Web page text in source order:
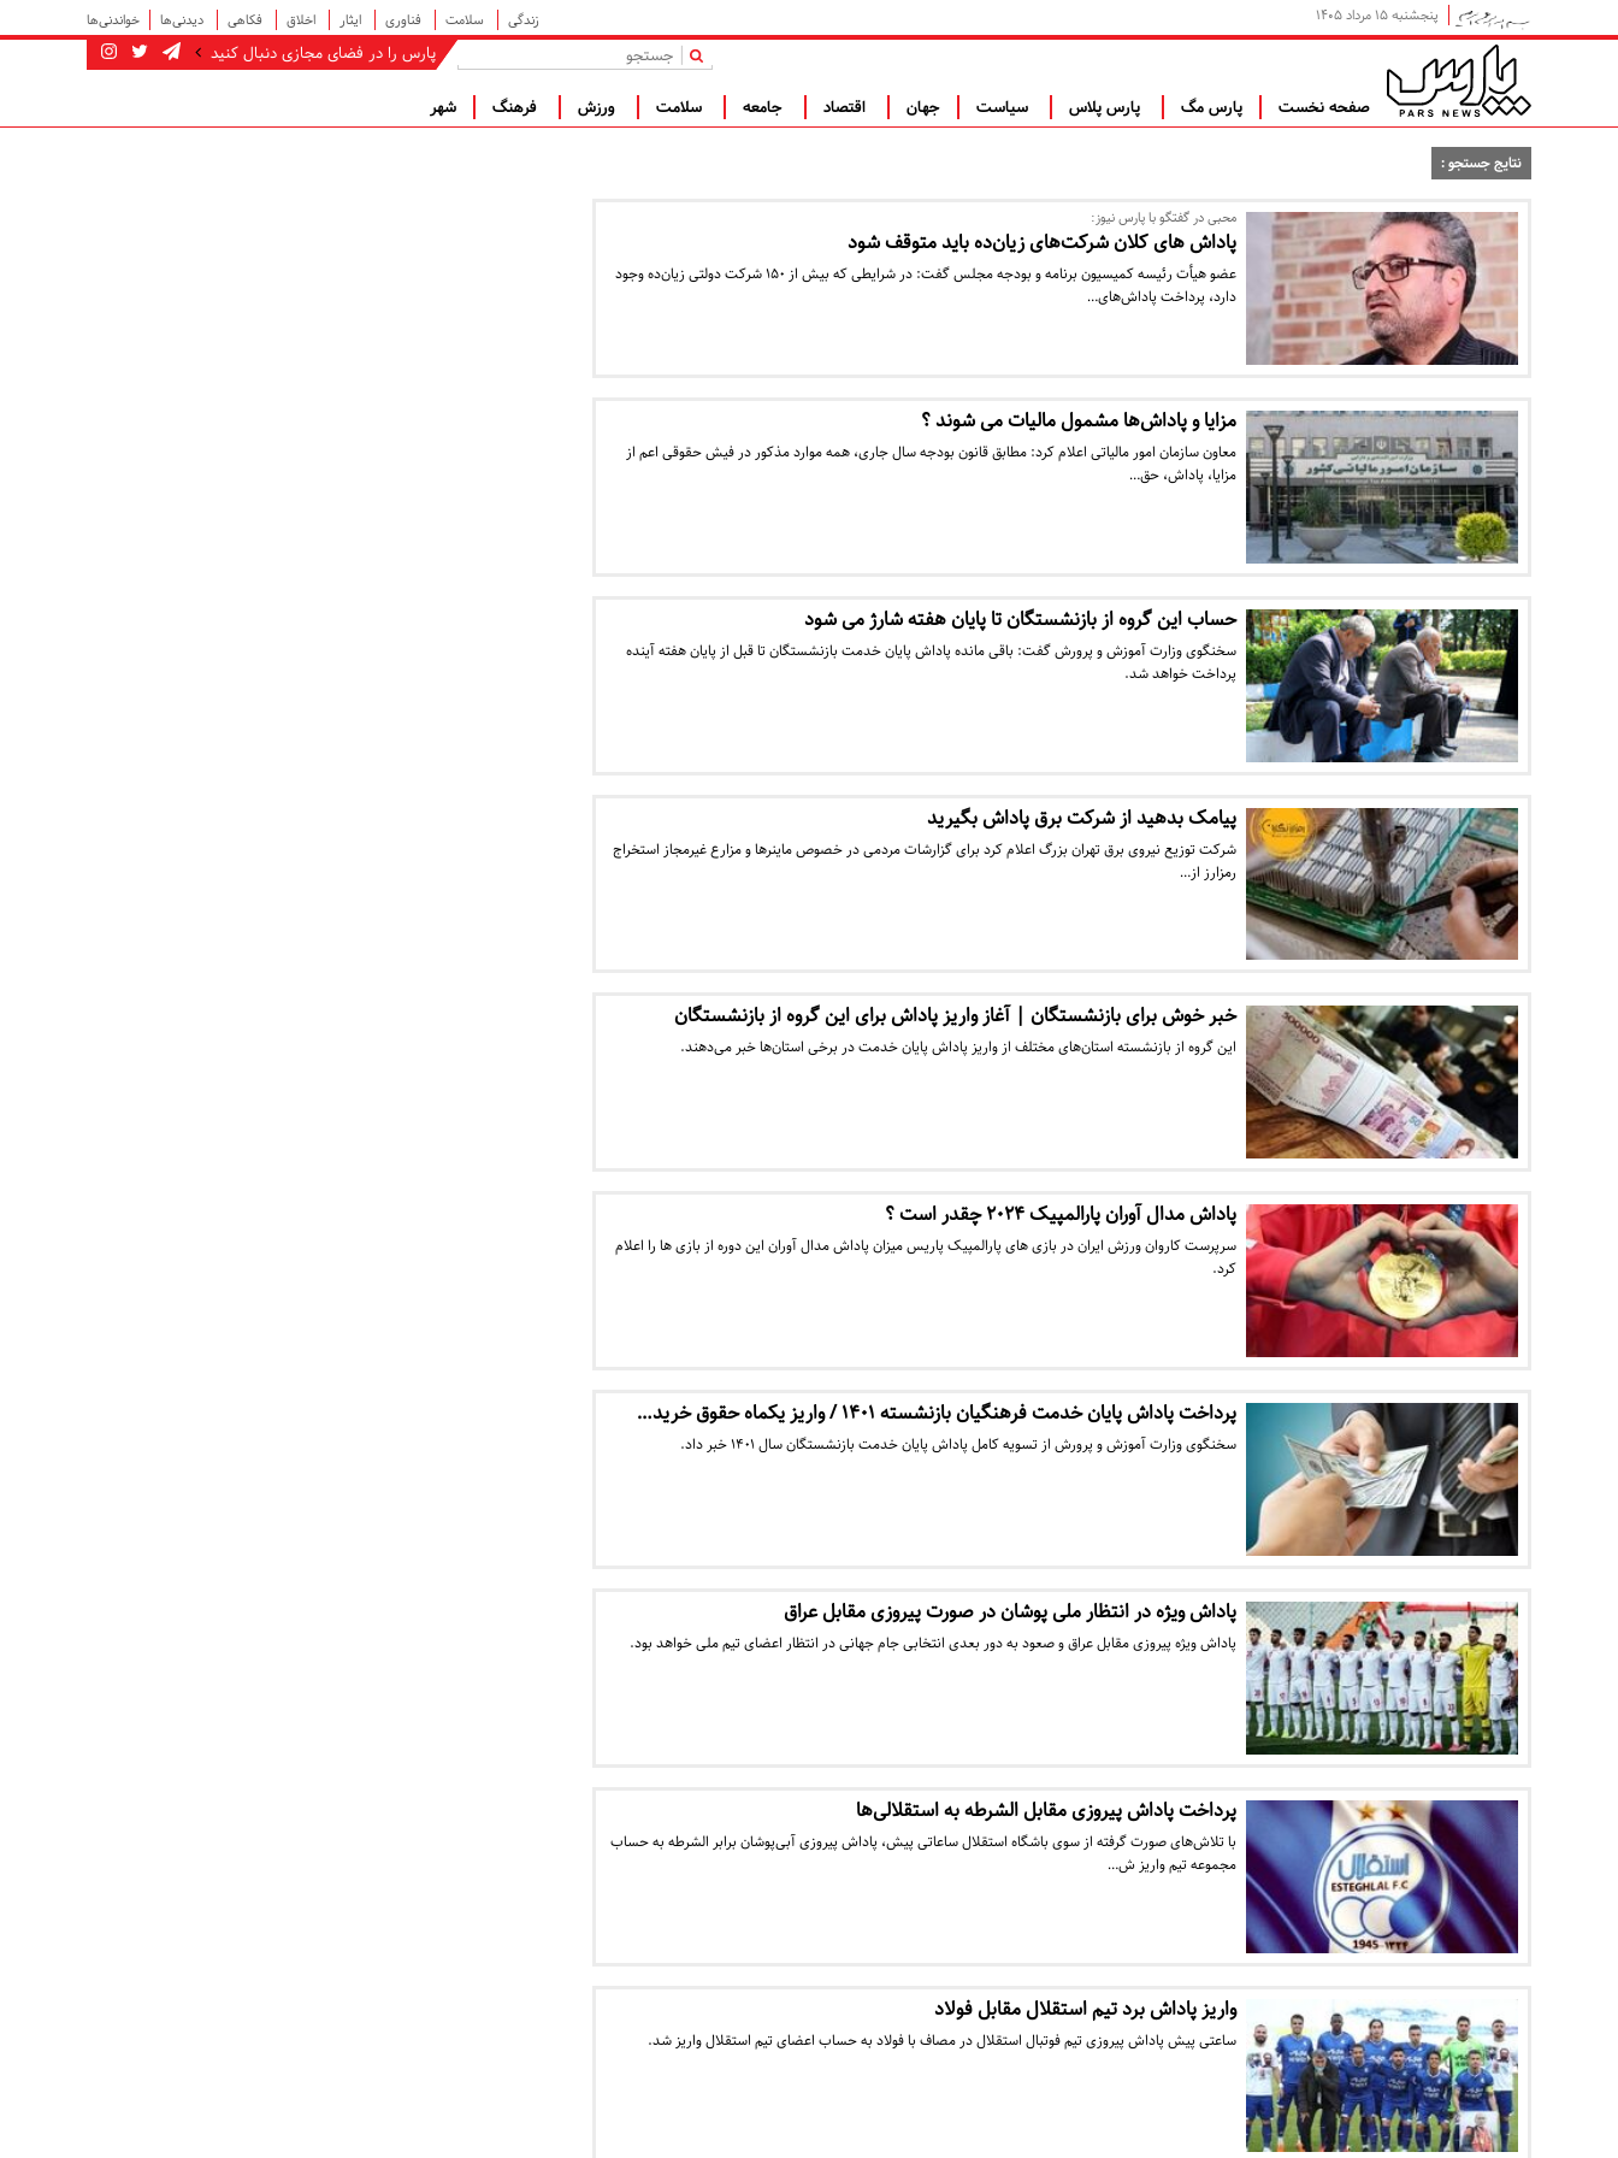
پنجشنبه ۱۵ مرداد ۱۴۰۵ زندگی سلامت فناوری ایثار اخلاق فکاهی دیدنی‌ها خواندنی‌ها
پارس را در فضای مجازی دنبال کنید |
صفحه نخست پارس مگ پارس پلاس سیاست جهان اقتصاد جامعه سلامت ورزش فرهنگ شهر
نتایج جستجو :
محبی در گفتگو با پارس نیوز:
پاداش‌ های کلان شرکت‌های زیان‌ده باید متوقف شود
عضو هیأت رئیسه کمیسیون برنامه و بودجه مجلس گفت: در شرایطی که بیش از ۱۵۰ شرکت دولتی زیان‌ده وجود
دارد، پرداخت پاداش‌های…
مزایا و پاداش‌ها مشمول مالیات می شوند ؟
معاون سازمان امور مالیاتی اعلام کرد: مطابق قانون بودجه سال جاری، همه موارد مذکور در فیش حقوقی اعم از
مزایا، پاداش، حق…
حساب این گروه از بازنشستگان تا پایان هفته شارژ می شود
سخنگوی وزارت آموزش و پرورش گفت: باقی مانده پاداش پایان خدمت بازنشستگان تا قبل از پایان هفته آینده
پرداخت خواهد شد.
پیامک بدهید از شرکت برق پاداش بگیرید
شرکت توزیع نیروی برق تهران بزرگ اعلام کرد برای گزارشات مردمی در خصوص ماینرها و مزارع غیرمجاز استخراج
رمزارز از…
خبر خوش برای بازنشستگان | آغاز واریز پاداش برای این گروه از بازنشستگان
این گروه از بازنشسته استان‌های مختلف از واریز پاداش پایان خدمت در برخی استان‌ها خبر می‌دهند.
پاداش مدال آوران پارالمپیک ۲۰۲۴ چقدر است ؟
سرپرست کاروان ورزش ایران در بازی های پارالمپیک پاریس میزان پاداش مدال آوران این دوره از بازی ها را اعلام
کرد.
پرداخت پاداش پایان خدمت فرهنگیان بازنشسته ۱۴۰۱ / واریز یکماه حقوق خرید…
سخنگوی وزارت آموزش و پرورش از تسویه کامل پاداش پایان خدمت بازنشستگان سال ۱۴۰۱ خبر داد.
پاداش ویژه در انتظار ملی پوشان در صورت پیروزی مقابل عراق
پاداش ویژه پیروزی مقابل عراق و صعود به دور بعدی انتخابی جام جهانی در انتظار اعضای تیم ملی خواهد بود.
پرداخت پاداش پیروزی مقابل الشرطه به استقلالی‌ها
با تلاش‌های صورت گرفته از سوی باشگاه استقلال ساعاتی پیش، پاداش پیروزی آبی‌پوشان برابر الشرطه به حساب
مجموعه تیم واریز ش…
واریز پاداش برد تیم استقلال مقابل فولاد
ساعتی پیش پاداش پیروزی تیم فوتبال استقلال در مصاف با فولاد به حساب اعضای تیم استقلال واریز شد.